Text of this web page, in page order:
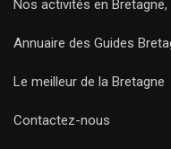
Nos activités en
Annuaire des Guides
Le meilleur de la Bretagne
Contactez-nous